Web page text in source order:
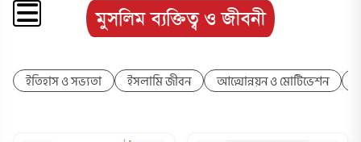
মুসলিম ব্যক্তিত্ব ও জীবনী
ইতিহাস ও সভ্যতা ইসলামি জীবন আত্মোন্নয়ন ও মোটিভেশন